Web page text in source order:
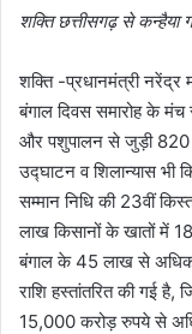
शक्ति छत्तीसगढ़ से कन्हैया
शक्ति -प्रधानमंत्री नरेंद्र
बंगाल दिवस समारोह के
और पशुपालन से जुड़ी 820
उद्घाटन व शिलान्यास भी
सम्मान निधि की 23वीं
लाख किसानों के खातों में
बंगाल के 45 लाख से अधिक
राशि हस्तांतरित की गई
15,000 करोड़ रुपये से